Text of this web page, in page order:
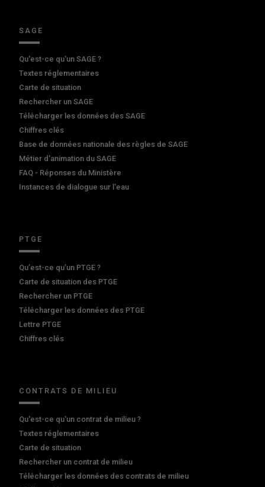
SAGE
Qu'est-ce qu'un SAGE ?
Textes réglementaires
Carte de situation
Rechercher un SAGE
Télécharger les données des SAGE
Chiffres clés
Base de données nationale des règles de SAGE
Métier d'animation du SAGE
FAQ - Réponses du Ministère
Instances de dialogue sur l'eau
PTGE
Qu’est-ce qu’un PTGE ?
Carte de situation des PTGE
Rechercher un PTGE
Télécharger les données des PTGE
Lettre PTGE
Chiffres clés
CONTRATS DE MILIEU
Qu'est-ce qu'un contrat de milieu ?
Textes réglementaires
Carte de situation
Rechercher un contrat de milieu
Télécharger les données des contrats de milieu